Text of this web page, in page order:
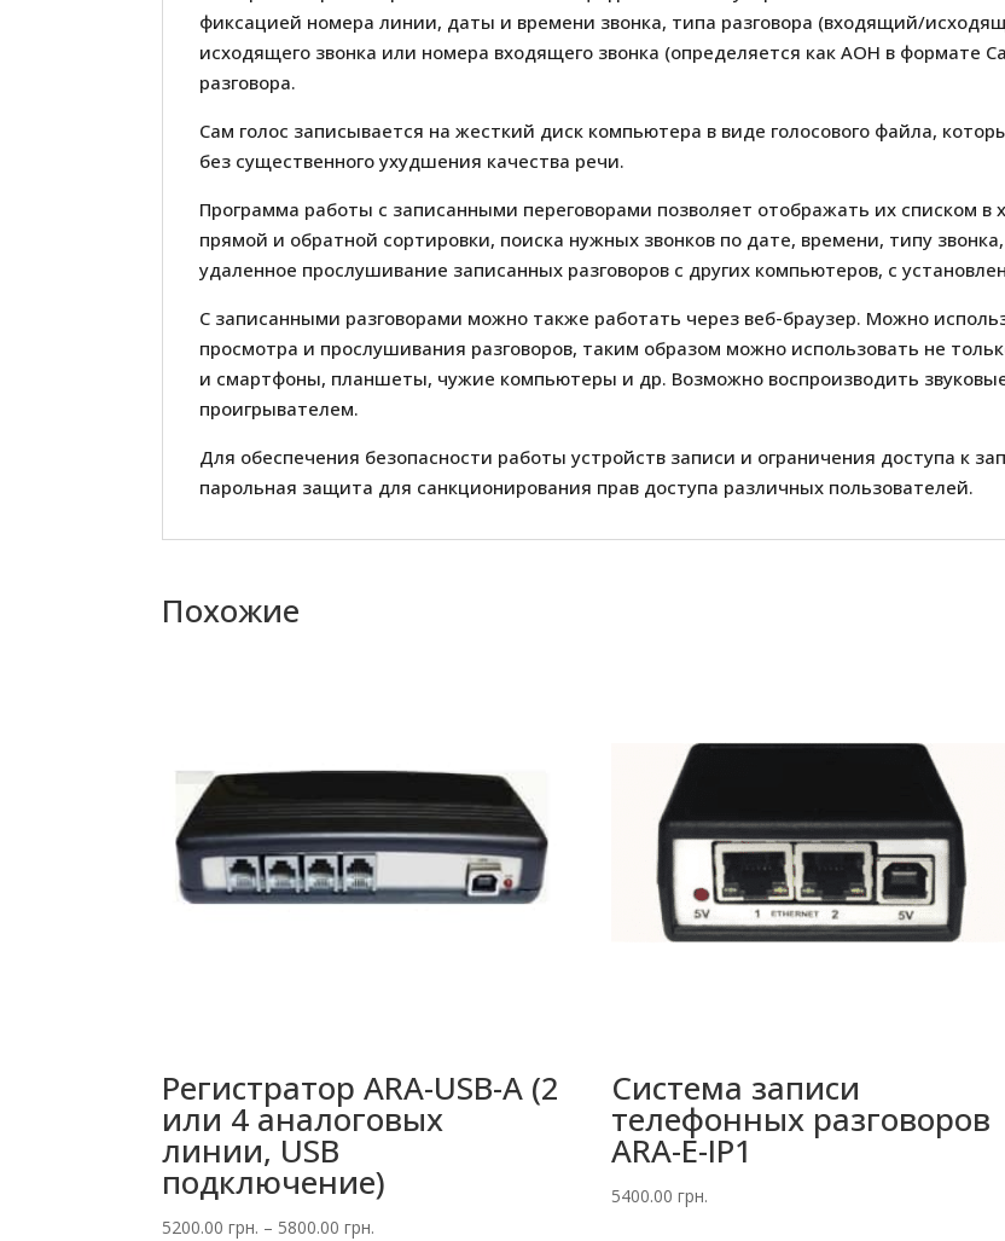
фиксацией номера линии, даты и времени звонка, типа разговора (входящий/
исходящего звонка или номера входящего звонка (определяется как АОН в формате
разговора.
Сам голос записывается на жесткий диск компьютера в виде голосового файла,
без существенного ухудшения качества речи.
Программа работы с записанными переговорами позволяет отображать их списком в
прямой и обратной сортировки, поиска нужных звонков по дате, времени, типу
удаленное прослушивание записанных разговоров с других компьютеров, с
С записанными разговорами можно также работать через веб-браузер. Можно
просмотра и прослушивания разговоров, таким образом можно использовать не
и смартфоны, планшеты, чужие компьютеры и др. Возможно воспроизводить
проигрывателем.
Для обеспечения безопасности работы устройств записи и ограничения доступа к
парольная защита для санкционирования прав доступа различных пользователей.
Похожие
Регистратор ARA-USB-A (2
или 4 аналоговых
линии, USB
подключение)
5200.00грн. – 5800.00грн.
Система записи
телефонных разговоров
ARA-E-IP1
5400.00 грн.